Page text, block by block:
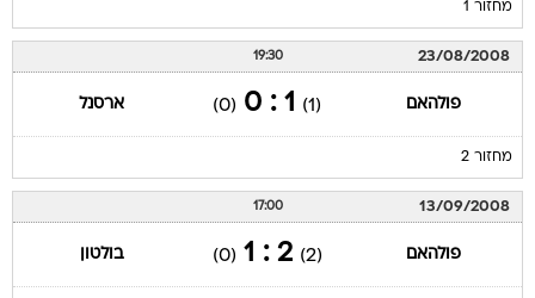
מחזור 1
23/08/2008
19:30
פולהאם (1)
1 : 0
(0) ארסנל
מחזור 2
13/09/2008
17:00
פולהאם (2)
2 : 1
(0) בולטון